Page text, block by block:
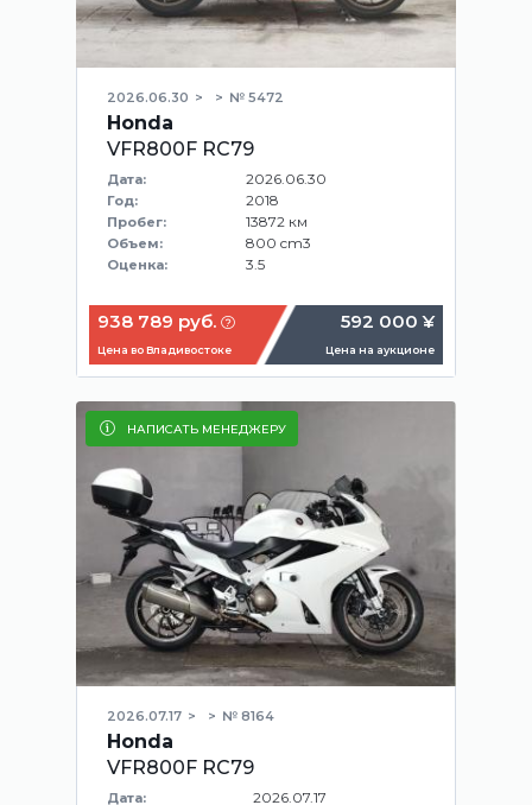
2026.06.30 № 5472
Honda
VFR800F RC79
Дата: 2026.06.30
Год: 2018
Пробег: 13872 км
Объем: 800 cm3
Оценка: 3.5
938 789 руб.
Цена во Владивостоке
592 000 ¥
Цена на аукционе
НАПИСАТЬ МЕНЕДЖЕРУ
2026.07.17 № 8164
Honda
VFR800F RC79
Дата: 2026.07.17